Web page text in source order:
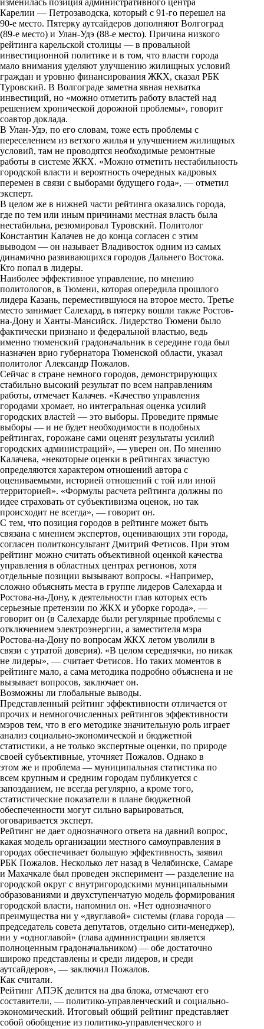
изменилась позиция административного центра
Карелии — Петрозаводска, который с 91-го перешел на
90-е место.​ Пятерку аутсайдеров дополняют Волгоград
(89-е место) и Улан-Удэ (88-е место). Причина низкого
рейтинга карельской столицы — в провальной
инвестиционной политике и в том, что власти города
мало внимания уделяют улучшению жилищных условий
граждан и уровню финансирования ЖКХ, сказал РБК
Туровский. В Волгограде заметна явная нехватка
инвестиций, но «можно отметить работу властей над
решением хронической дорожной проблемы», говорит
соавтор доклада.
В Улан-Удэ, по его словам, тоже есть проблемы с
переселением из ветхого жилья и улучшением жилищных
условий, там не проводятся необходимые ремонтные
работы в системе ЖКХ. «Можно отметить нестабильность
городской власти и вероятность очередных кадровых
перемен в связи с выборами будущего года», — отметил
эксперт.
В целом же в нижней части рейтинга оказались города,
где по тем или иным причинами местная власть была
нестабильна, резюмировал Туровский. Политолог
Константин Калачев не до конца согласен с этим
выводом — он называет Владивосток одним из самых
динамично развивающихся городов Дальнего Востока.
Кто попал в лидеры.
Наиболее эффективное управление, по мнению
политологов, в Тюмени, которая опередила прошлого
лидера Казань, переместившуюся на второе место. Третье
место занимает Салехард, в пятерку вошли также Ростов-
на-Дону и Ханты-Мансийск. Лидерство Тюмени было
фактически признано и федеральной властью, ведь
именно тюменский градоначальник в середине года был
назначен врио губернатора Тюменской области, указал
политолог Александр Пожалов.
Сейчас в стране немного городов, демонстрирующих
стабильно высокий результат по всем направлениям
работы, отмечает Калачев. «Качество управления
городами хромает, но интегральная оценка усилий
городских властей — это выборы. Проведите прямые
выборы — и не будет необходимости в подобных
рейтингах, горожане сами оценят результаты усилий
городских администраций», — уверен он. По мнению
Калачева, «некоторые оценки в рейтингах зачастую
определяются характером отношений автора с
оцениваемыми, историей отношений с той или иной
территорией». «Формулы расчета рейтинга должны по
идее страховать от субъективизма оценок, но так
происходит не всегда», — говорит он.
С тем, что позиция городов в рейтинге может быть
связана с мнением экспертов, оценивающих эти города,
согласен политконсультант Дмитрий Фетисов. При этом
рейтинг можно считать объективной оценкой качества
управления в областных центрах регионов, хотя
отдельные позиции вызывают вопросы. «Например,
сложно объяснять места в группе лидеров Салехарда и
Ростова-на-Дону, к деятельности глав которых есть
серьезные претензии по ЖКХ и уборке города», —
говорит он (в Салехарде были регулярные проблемы с
отключением электроэнергии, а заместителя мэра
Ростова-на-Дону по вопросам ЖКХ летом уволили в
связи с утратой доверия). «В целом середнячки, но никак
не лидеры», — считает Фетисов. Но таких моментов в
рейтинге мало, а сама методика подробно объяснена и не
вызывает вопросов, заключает он.
Возможны ли глобальные выводы.
Представленный рейтинг эффективности отличается от
прочих и немногочисленных рейтингов эффективности
мэров тем, что в его методике значительную роль играет
анализ социально-экономической и бюджетной
статистики, а не только экспертные оценки, по природе
своей субъективные, уточняет Пожалов. Однако в
этом же и проблема — муниципальная статистика по
всем крупным и средним городам публикуется с
запозданием, не всегда регулярно, а кроме того,
статистические показатели в плане бюджетной
обеспеченности могут сильно варьироваться,
оговаривается эксперт.
Рейтинг не дает однозначного ответа на давний вопрос,
какая модель организации местного самоуправления в
городах обеспечивает большую эффективность, заявил
РБК Пожалов. Несколько лет назад в Челябинске, Самаре
и Махачкале был проведен эксперимент — разделение на
городской округ с внутригородскими муниципальными
образованиями и двухступенчатую модель формирования
городской власти, напомнил он. «Нет однозначного
преимущества ни у «двуглавой» системы (глава города —
председатель совета депутатов, отдельно сити-менеджер),
ни у «одноглавой» (глава администрации является
полноценным градоначальником) — обе достаточно
широко представлены и среди лидеров, и среди
аутсайдеров», — заключил Пожалов.
Как считали.
Рейтинг АПЭК делится на два блока, отмечают его
составители, — политико-управленческий и социально-
экономический. Итоговый общий рейтинг представляет
собой обобщение из политико-управленческого и